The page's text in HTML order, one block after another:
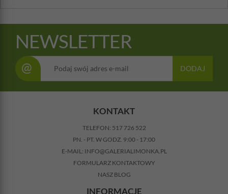
NEWSLETTER
@ DODAJ
KONTAKT
TELEFON: 517 726 522
PN. - PT. W GODZ. 9:00 - 17:00
E-MAIL: INFO@GALERIALIMONKA.PL
FORMULARZ KONTAKTOWY
NASZ BLOG
INFORMACJE